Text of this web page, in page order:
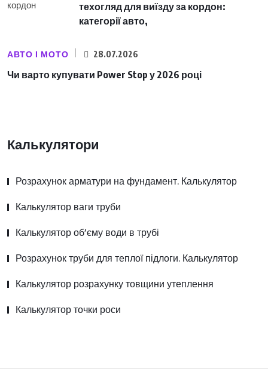
техогляд для виїзду за кордон:
категорії авто,
АВТО І МОТО 28.07.2026
Чи варто купувати Power Stop у 2026 році
Калькулятори
Розрахунок арматури на фундамент. Калькулятор
Калькулятор ваги труби
Калькулятор об’єму води в трубі
Розрахунок труби для теплої підлоги. Калькулятор
Калькулятор розрахунку товщини утеплення
Калькулятор точки роси